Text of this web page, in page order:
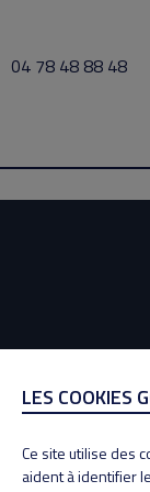
04 78 48 88 48
JOUAN 2020-
LES COOKIES
Ce site utilise des
aident à identifier